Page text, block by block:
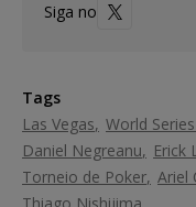
Siga no
Tags
Las Vegas World
Daniel Negreanu
Erick
Torneio de Poker Ariel